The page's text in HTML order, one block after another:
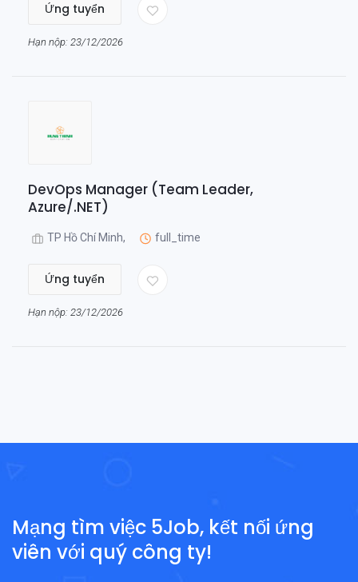
Ứng tuyển
Hạn nộp: 23/12/2026
DevOps Manager (Team Leader,
Azure/.NET)
TP Hồ Chí Minh, full_time
Ứng tuyển
Hạn nộp: 23/12/2026
Mạng tìm việc 5Job, kết nối ứng
viên với quý công ty!